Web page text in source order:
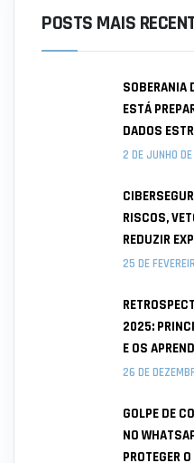
POSTS MAIS
SOBERANIA
ESTÁ
DADOS
2 DE JUNHO
RISCOS,
REDUZIR
25 DE
2025:
E OS
26 DE
GOLPE DE
NO
PROTEGER